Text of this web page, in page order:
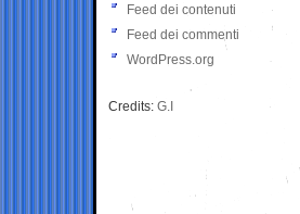
Feed dei contenuti
Feed dei commenti
WordPress.org
Credits: G.I